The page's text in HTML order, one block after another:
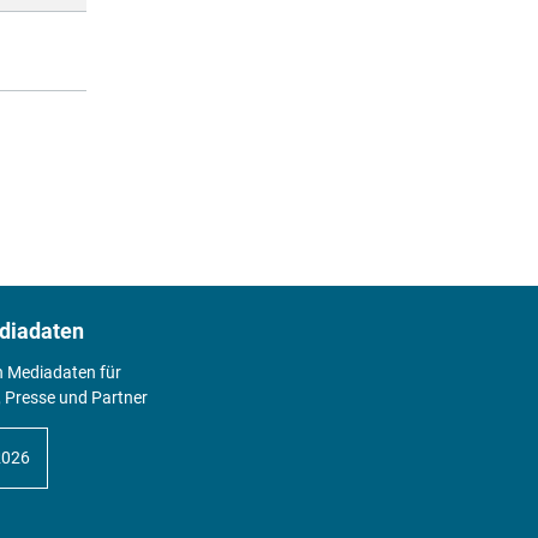
Mediadaten für
Presse und Partner